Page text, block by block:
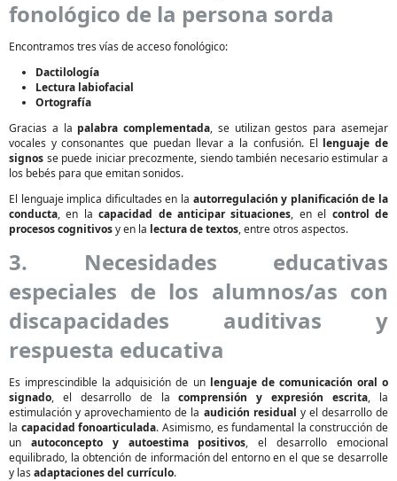
fonológico de la persona sorda
Encontramos tres vías de acceso fonológico:
Dactilología
Lectura labiofacial
Ortografía
Gracias a la palabra complementada, se utilizan gestos para asemejar
vocales y consonantes que puedan llevar a la confusión. El lenguaje de
signos se puede iniciar precozmente, siendo también necesario estimular a
los bebés para que emitan sonidos.
El lenguaje implica dificultades en la autorregulación y planificación de la
conducta, en lacapacidad de anticipar situaciones, en el control de
procesos cognitivosy en la lectura de textos, entre otros aspectos.
3. Necesidades educativas
especiales de los alumnos/as con
discapacidades auditivas y
respuesta educativa
Es imprescindible la adquisición de un lenguaje de comunicación oral o
signado, el desarrollo de lacomprensión y expresión escrita, la
estimulación y aprovechamiento de la audición residual y el desarrollo de
la capacidad fonoarticulada. Asimismo, es fundamental la construcción de
un autoconcepto y autoestima positivos, el desarrollo emocional
equilibrado, la obtención de información del entorno en el que se desarrolle
y las adaptaciones del currículo.